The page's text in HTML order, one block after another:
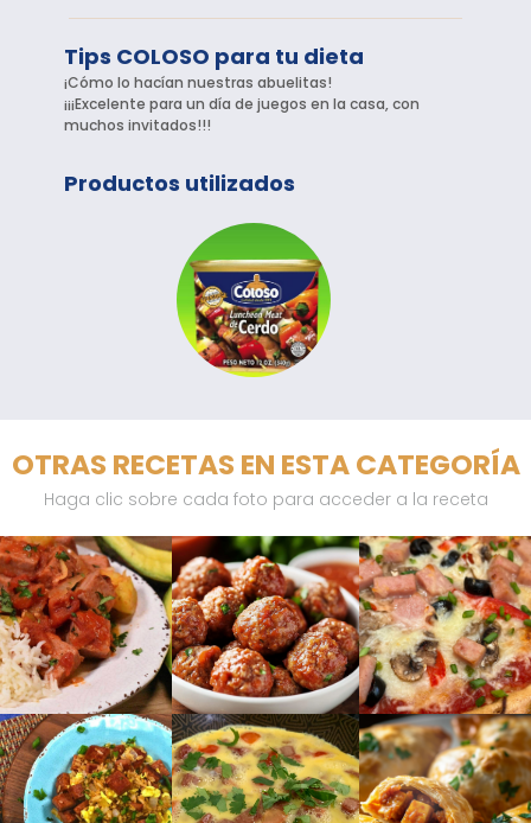
Tips COLOSO para tu dieta
¡Cómo lo hacían nuestras abuelitas!
¡¡¡Excelente para un día de juegos en la casa, con
muchos invitados!!!
Productos utilizados
OTRAS RECETAS EN ESTA CATEGORÍA
Haga clic sobre cada foto para acceder a la receta